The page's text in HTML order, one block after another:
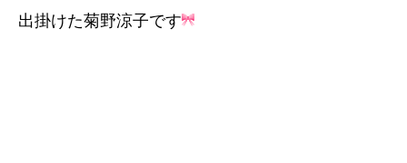
出掛けた菊野涼子です